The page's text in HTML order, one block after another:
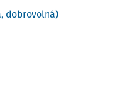
dobrovolná)